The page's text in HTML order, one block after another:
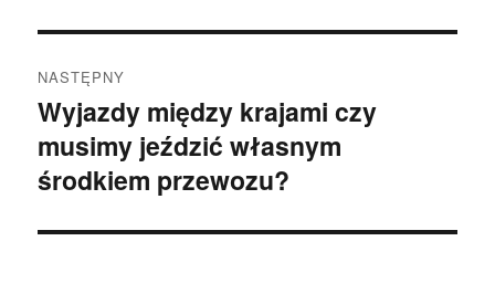
NASTĘPNY
Następny
wpis:
Wyjazdy między krajami czy
musimy jeździć własnym
środkiem przewozu?